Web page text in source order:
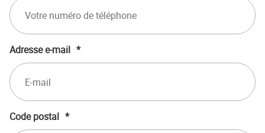
Adresse e-mail *
Code postal *